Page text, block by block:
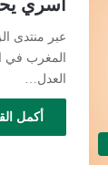
أسري
عبر منتدى
المغرب في
العدل…
أكمل